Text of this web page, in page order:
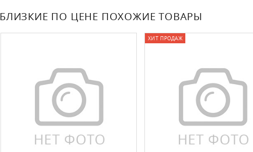
БЛИЗКИЕ ПО ЦЕНЕ ПОХОЖИЕ ТОВАРЫ
ХИТ ПРОДАЖ